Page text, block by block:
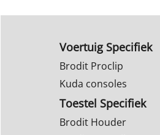
Voertuig Specifiek
Brodit Proclip
Kuda consoles
Toestel Specifiek
Brodit Houder